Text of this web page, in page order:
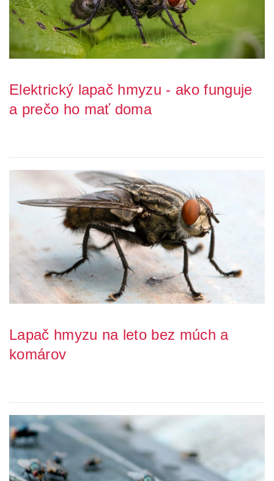
Elektrický lapač hmyzu - ako funguje
a prečo ho mať doma
Lapač hmyzu na leto bez múch a
komárov